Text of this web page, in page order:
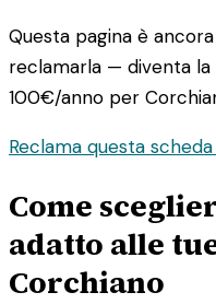
Questa pagina è
reclamarla — diventa la
100€/anno per
Reclama questa
Come
adatto alle
Corchiano